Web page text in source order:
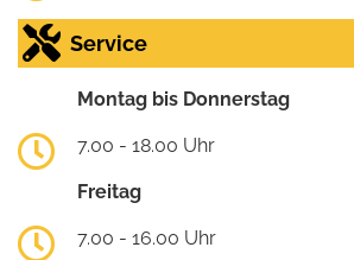
Service
Montag bis Donnerstag
7.00 - 18.00 Uhr
Freitag
7.00 - 16.00 Uhr